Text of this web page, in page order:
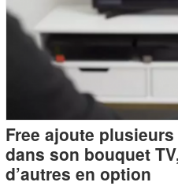
Free ajoute
dans son bouquet
d’autres en option